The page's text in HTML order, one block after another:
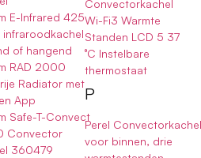
E-Infrared 425
infraroodkachel
of hangend
RAD 2000
Radiator met
App
Safe-T-Convect
Convector
360479
Convectorkachel
Wi-Fi3 Warmte
Standen LCD 5 37
°C Instelbare
thermostaat
P
Perel
voor binnen, drie